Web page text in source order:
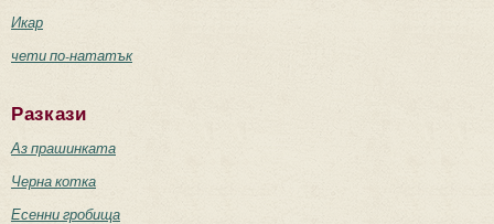
Икар
чети по-нататък
Разкази
Аз прашинката
Черна котка
Есенни гробища